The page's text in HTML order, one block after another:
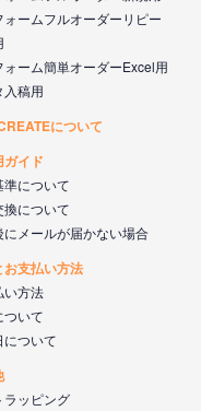
ォームフルオーダーリピー
ォーム簡単オーダーExcel用
入稿用
について
ガイド
準について
換について
にメールが届かない場合
お支払い方法
い方法
ついて
について
ラッピング